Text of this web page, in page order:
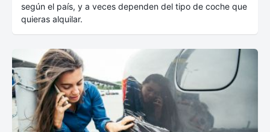
según el país, y a veces dependen del tipo de coche que
quieras alquilar.